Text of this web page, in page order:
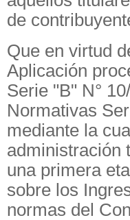
de
Que en virtud
Aplicación
Serie "B" N°
Normativas
mediante la
administración
una primera
sobre los
normas del